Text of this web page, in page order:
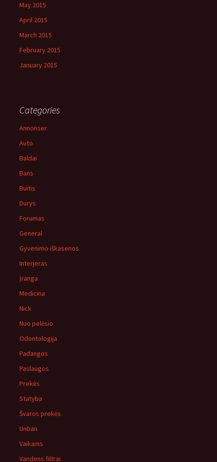
May 2015
April 2015
March 2015
February 2015
January 2015
Categories
Annonser
Auto
Baldai
Bans
Buitis
Durys
Forumas
General
Gyvenimo iškasenos
Interjeras
Įranga
Medicina
Nick
Nuo pelėsio
Odontologija
Padangos
Paslaugos
Prekės
Statyba
Švaros prekės
Unban
Vaikams
Vandens filtrai